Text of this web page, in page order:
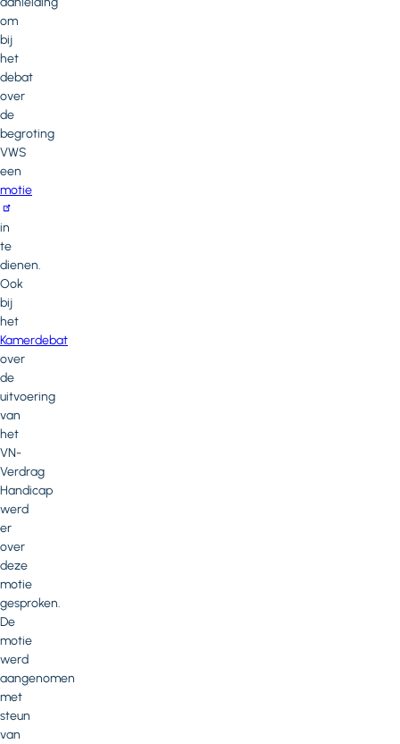
om
bij
het
debat
over
de
begroting
VWS
een
motie
in
te
dienen.
Ook
bij
het
Kamerdebat
over
de
uitvoering
van
het
VN-
Verdrag
Handicap
werd
er
over
deze
motie
gesproken.
De
motie
werd
aangenomen
met
steun
van